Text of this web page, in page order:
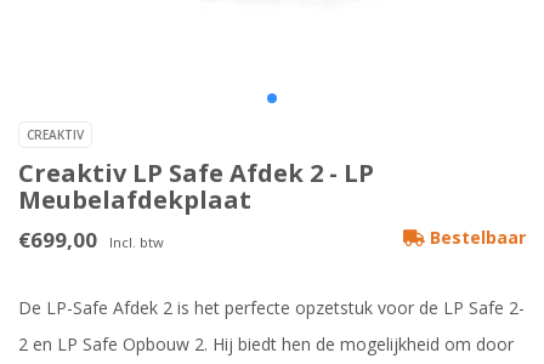
CREAKTIV
Creaktiv LP Safe Afdek 2 - LP
Meubelafdekplaat
€699,00 Incl. btw Bestelbaar
De LP-Safe Afdek 2 is het perfecte opzetstuk voor de LP Safe 2-
2 en LP Safe Opbouw 2. Hij biedt hen de mogelijkheid om door